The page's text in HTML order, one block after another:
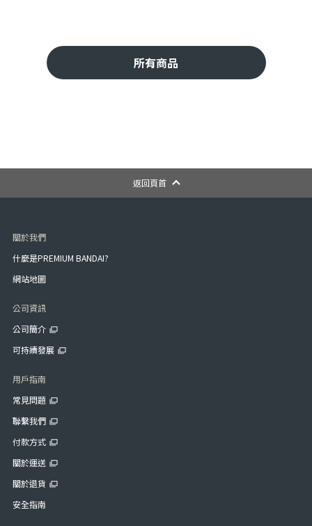
所有商品
返回頁首
關於我們
什麼是PREMIUM BANDAI?
網站地圖
公司資訊
公司簡介
可持續發展
用戶指南
常見問題
聯繫我們
付款方式
關於運送
關於退貨
安全指南